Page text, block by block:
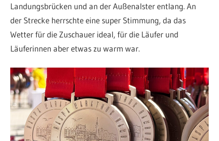
Landungsbrücken und an der Außenalster entlang. An
der Strecke herrschte eine super Stimmung, da das
Wetter für die Zuschauer ideal, für die Läufer und
Läuferinnen aber etwas zu warm war.